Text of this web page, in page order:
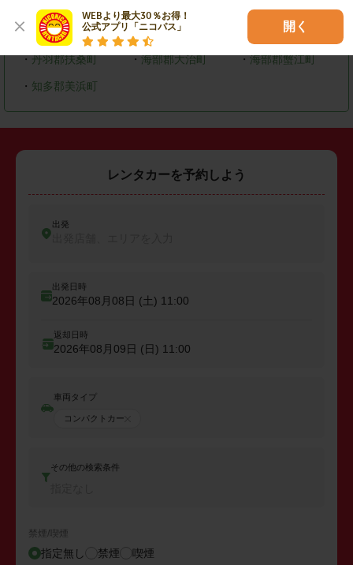
WEBより最大30％お得！
公式アプリ「ニコパス」
開く
・ 岩倉市 ・清須市 長久手市
・丹羽郡扶桑町 ・海部郡大治町 ・海部郡蟹江町
・ 知多郡美浜町
レンタカーを予約しよう
出発
出発日時
2026年08月08日 (土) 11:00
返却日時
2026年08月09日 (日) 11:00
車両タイプ
コンパクトカー
その他の検索条件
禁煙/喫煙
指定無し 禁煙 喫煙